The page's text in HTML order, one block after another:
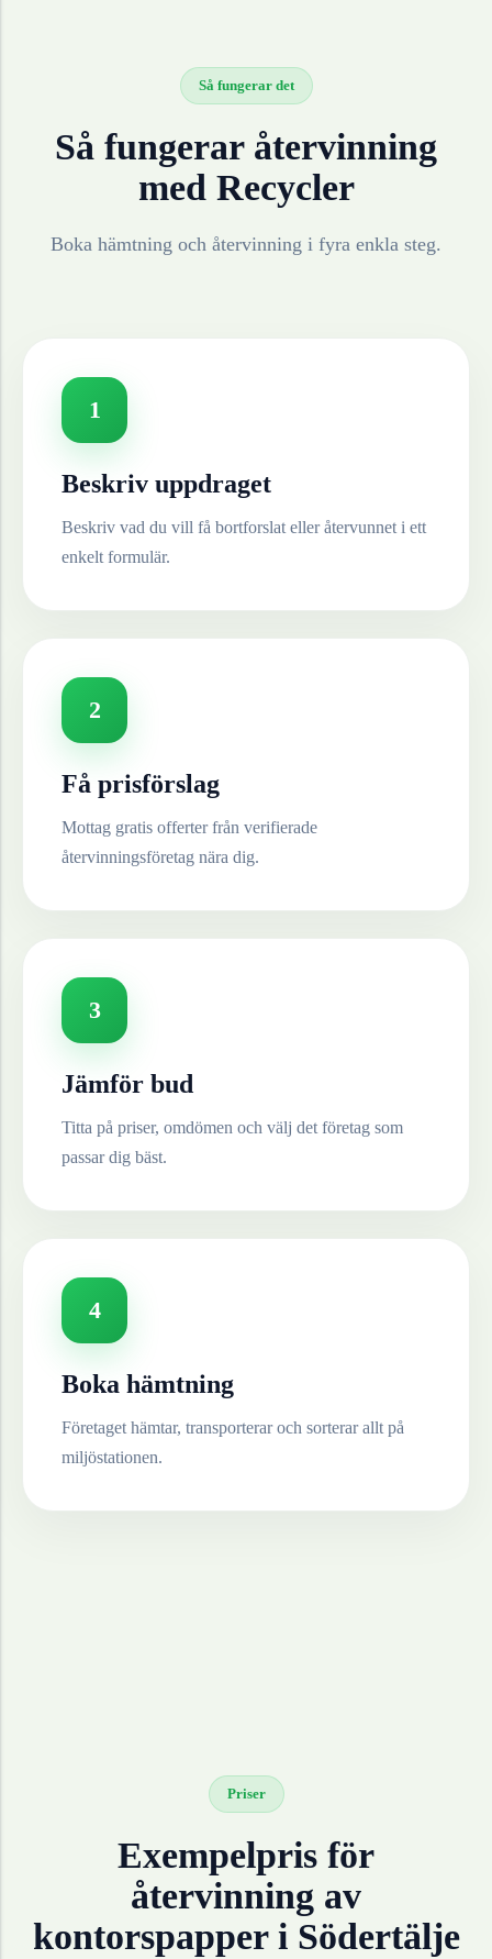
Så fungerar det
Så fungerar återvinning
med Recycler
Boka hämtning och återvinning i fyra enkla steg.
1
Beskriv uppdraget
Beskriv vad du vill få bortforslat eller återvunnet i ett
enkelt formulär.
2
Få prisförslag
Mottag gratis offerter från verifierade
återvinningsföretag nära dig.
3
Jämför bud
Titta på priser, omdömen och välj det företag som
passar dig bäst.
4
Boka hämtning
Företaget hämtar, transporterar och sorterar allt på
miljöstationen.
Priser
Exempelpris för
återvinning av
kontorspapperi Södertälje